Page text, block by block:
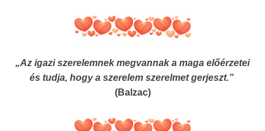
„Az igazi szerelemnek megvannak a maga előérzetei
és tudja, hogy a szerelem szerelmet gerjeszt.”
(Balzac)